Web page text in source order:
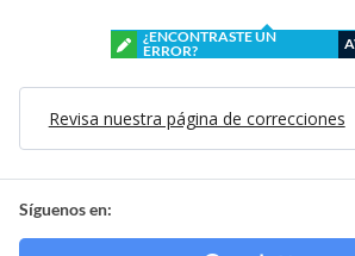
¿ENCONTRASTE UN
ERROR?
Revisa nuestra página de correcciones
Síguenos en: